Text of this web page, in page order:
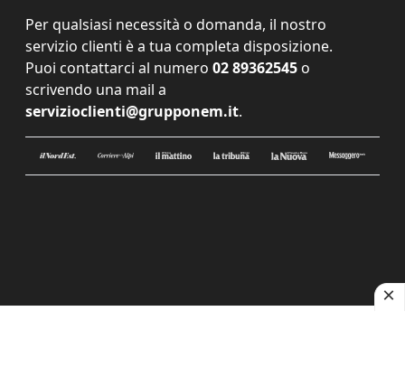
Per qualsiasi necessità o domanda, il nostro
servizio clienti è a tua completa disposizione.
Puoi contattarci al numero 02 89362545 o
scrivendo una mail a
servizioclienti@grupponem.it.